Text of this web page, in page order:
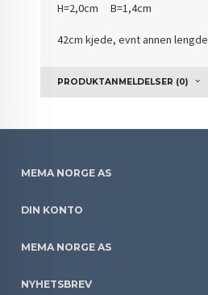
H=2,0cm B=1,4cm
42cm kjede, evnt annen lengde
PRODUKTANMELDELSER (0)
MEMA NORGE AS
DIN KONTO
MEMA NORGE AS
NYHETSBREV